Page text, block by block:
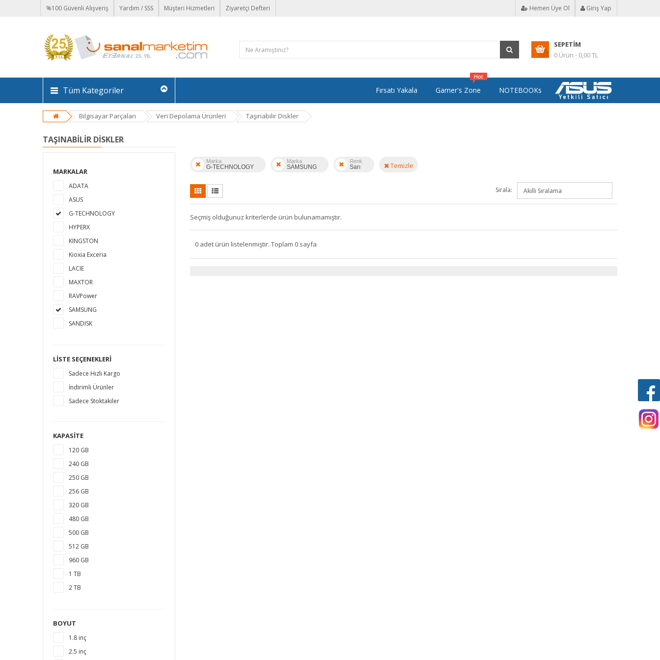
%100 Güvenli Alışveriş Yardım / SSS Müşteri Hizmetleri Ziyaretçi Defteri Hemen Üye Ol Giriş Yap
SEPETIM
0 Ürün - 0,00 TL
Tüm Kategoriler Fırsatı Yakala Gamer's Zone NOTEBOOKs
Bilgisayar Parçaları Veri Depolama Ürünleri Taşınabilir Diskler
TAŞINABILIR DISKLER
MARKALAR
ADATA
ASUS
G-TECHNOLOGY
HYPERX
KINGSTON
Kioxia Exceria
LACIE
MAXTOR
RAVPower
SAMSUNG
SANDISK
WESTERN DIGITAL
LISTE SEÇENEKLERI
Sadece Hızlı Kargo
İndirimli Ürünler
Sadece Stoktakiler
KAPASITE
120 GB
240 GB
250 GB
256 GB
320 GB
480 GB
500 GB
512 GB
960 GB
1 TB
2 TB
6 TB
8 TB
BOYUT
1.8 inç
2.5 inç
Marka
G-TECHNOLOGY
Marka
SAMSUNG
Renk
Sarı Temizle
Sırala:
Seçmiş olduğunuz kriterlerde ürün bulunamamıştır.
0 adet ürün listelenmiştir. Toplam 0 sayfa